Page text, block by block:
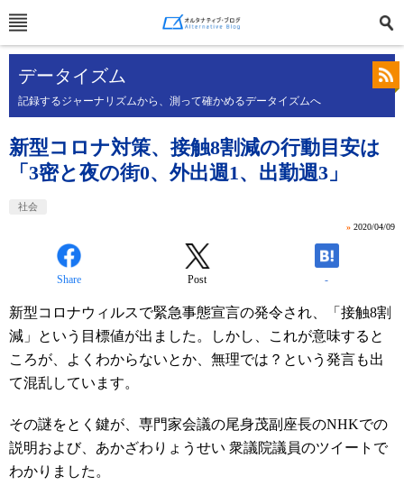
データイズム
記録するジャーナリズムから、測って確かめるデータイズムへ
新型コロナ対策、接触8割減の行動目安は
「3密と夜の街0、外出週1、出勤週3」
社会
» 2020/04/09
Share Post -
新型コロナウィルスで緊急事態宣言の発令され、「接触8割
減」という目標値が出ました。しかし、これが意味すると
ころが、よくわからないとか、無理では？という発言も出
て混乱しています。
その謎をとく鍵が、 専門家会議の尾身茂副座長のNHKでの
説明および、あかざわりょうせい 衆議院議員のツイートで
わかりました。